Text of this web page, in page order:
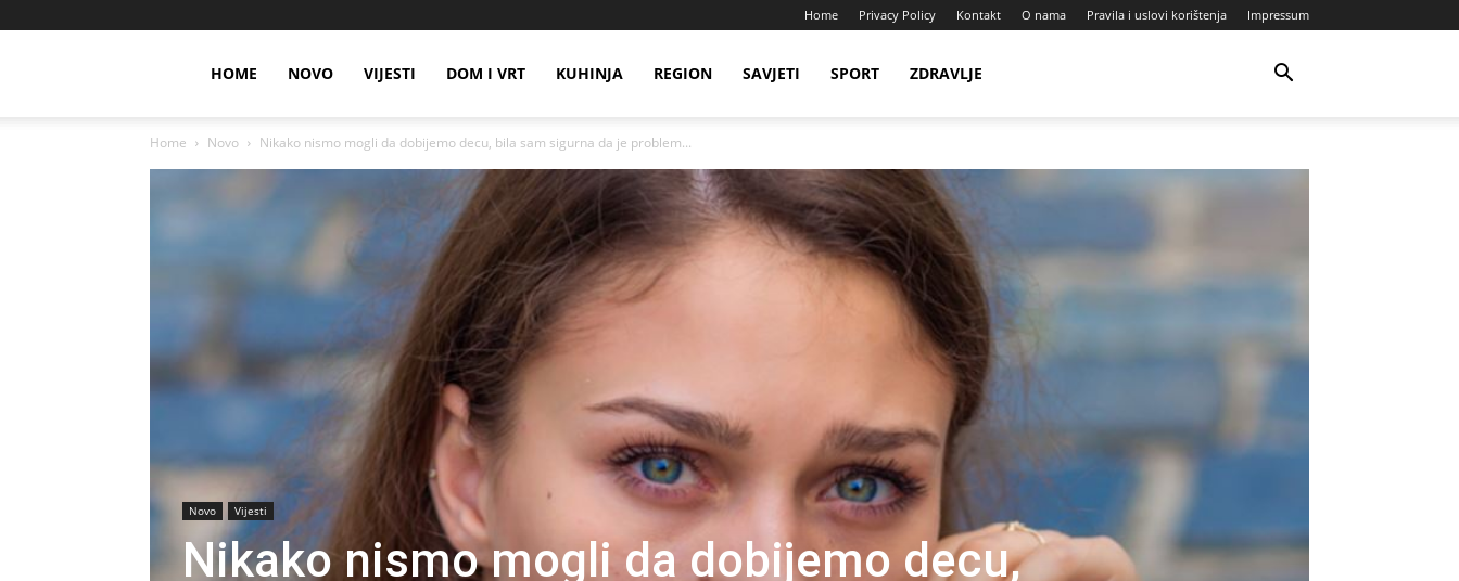
Home Privacy Policy Kontakt O nama Pravila i uslovi korištenja Impressum
HOME NOVO VIJESTI DOM I VRT KUHINJA REGION SAVJETI SPORT ZDRAVLJE
Home Novo Nikako nismo mogli da dobijemo decu, bila sam sigurna da je problem...
Novo Vijesti
Nikako nismo mogli da dobijemo decu,